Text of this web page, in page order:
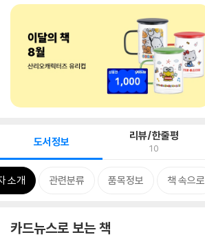
도서정보 리뷰/한줄평
10
소개 관련분류 품목정보 책 속으로
카드뉴스로 보는 책